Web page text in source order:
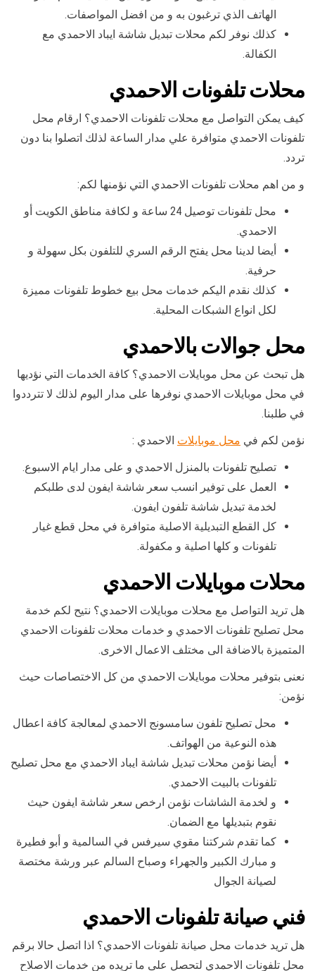
الهاتف الذي ترغبون به و من افضل المواصفات.
كذلك نوفر لكم محلات تبديل شاشة ايباد الاحمدي مع
الكفالة.
محلات تلفونات الاحمدي
كيف يمكن التواصل مع محلات تلفونات الاحمدي؟ ارقام محل
تلفونات الاحمدي متوافرة علي مدار الساعة لذلك اتصلوا بنا دون
تردد.
و من اهم محلات تلفونات الاحمدي التي نؤمنها لكم:
محل تلفونات توصيل 24 ساعة و لكافة مناطق الكويت أو
الاحمدي.
أيضا لدينا محل يفتح الرقم السري للتلفون بكل سهولة و
حرفية.
كذلك نقدم اليكم خدمات محل بيع خطوط تلفونات مميزة
لكل انواع الشبكات المحلية.
محل جوالات بالاحمدي
هل تبحث عن محل موبايلات الاحمدي؟ كافة الخدمات التي نؤديها
في محل موبايلات الاحمدي نوفرها على مدار اليوم لذلك لا تترددوا
في طلبنا.
نؤمن لكم في محل موبايلات الاحمدي :
تصليح تلفونات بالمنزل الاحمدي و على مدار ايام الاسبوع.
العمل على توفير انسب سعر شاشة ايفون لدى طلبكم
لخدمة تبديل شاشة تلفون ايفون.
كل القطع التبديلية الاصلية متوافرة في محل قطع غيار
تلفونات و كلها اصلية و مكفولة.
محلات موبايلات الاحمدي
هل تريد التواصل مع محلات موبايلات الاحمدي؟ نتيح لكم خدمة
محل تصليح تلفونات الاحمدي و خدمات محلات تلفونات الاحمدي
المتميزة بالاضافة الى مختلف الاعمال الاخرى.
نعنى بتوفير محلات موبايلات الاحمدي من كل الاختصاصات حيث
نؤمن:
محل تصليح تلفون سامسونج الاحمدي لمعالجة كافة اعطال
هذه النوعية من الهواتف.
أيضا نؤمن محلات تبديل شاشة ايباد الاحمدي مع محل تصليح
تلفونات بالبيت الاحمدي.
و لخدمة الشاشات نؤمن ارخص سعر شاشة ايفون حيث
نقوم بتبديلها مع الضمان.
كما تقدم شركتنا مقوي سيرفس في السالمية و أبو فطيرة
و مبارك الكبير والجهراء وصباح السالم عبر ورشة مختصة
لصيانة الجوال
فني صيانة تلفونات الاحمدي
هل تريد خدمات محل صيانة تلفونات الاحمدي؟ اذا اتصل حالا برقم
محل تلفونات الاحمدي لتحصل على ما تريده من خدمات الاصلاح